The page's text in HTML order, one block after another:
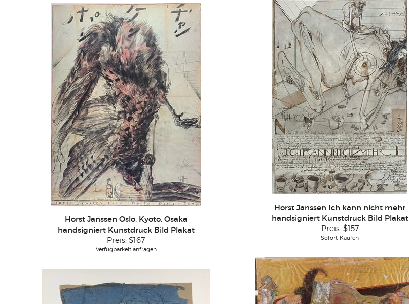
Horst Janssen Oslo, Kyoto, Osaka
handsigniert Kunstdruck Bild Plakat
Preis:$167
Verfügbarkeit anfragen
Horst Janssen Ich kann nicht mehr
handsigniert Kunstdruck Bild Plakat
Preis: $157
Sofort-Kaufen